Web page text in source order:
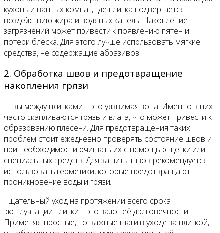
кухонь и ванных комнат, где плитка подвергается
воздействию жира и водяных капель. Накопление
загрязнений может привести к появлению пятен и
потери блеска. Для этого лучше использовать мягкие
средства, не содержащие абразивов.
2. Обработка швов и предотвращение
накопления грязи
Швы между плитками – это уязвимая зона. Именно в них
часто скапливаются грязь и влага, что может привести к
образованию плесени. Для предотвращения таких
проблем стоит ежедневно проверять состояние швов и
при необходимости очищать их с помощью щетки или
специальных средств. Для защиты швов рекомендуется
использовать герметики, которые предотвращают
проникновение воды и грязи.
Тщательный уход на протяжении всего срока
эксплуатации плитки – это залог её долговечности.
Применяя простые, но важные шаги в уходе за плиткой,